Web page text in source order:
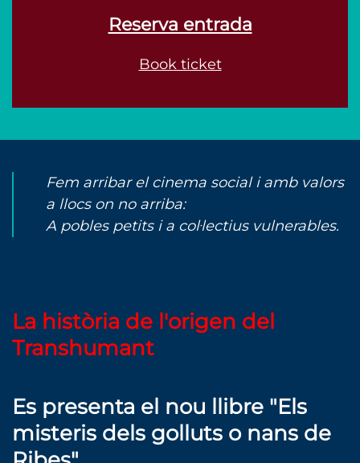
Reserva entrada
Book ticket
Fem arribar el cinema social i amb valors
a llocs on no arriba:
A pobles petits i a col·lectius vulnerables.
La història de l'origen del
Transhumant
Es presenta el nou llibre "Els
misteris dels golluts o nans de